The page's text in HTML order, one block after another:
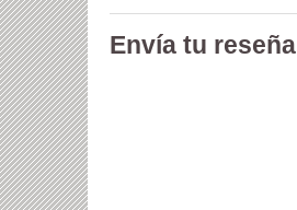
Envía tu reseña